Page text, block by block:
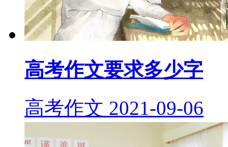
高考作文要求多少字
高考作文 2021-09-06